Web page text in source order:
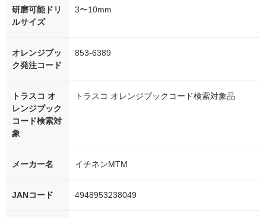
研磨可能ドリ
ルサイズ
3〜10mm
オレンジブッ
ク発注コード
853-6389
トラスコ オ
レンジブック
コード検索対
象
トラスコ オレンジブックコード検索対象品
メーカー名 イチネンMTM
JANコード 4948953238049